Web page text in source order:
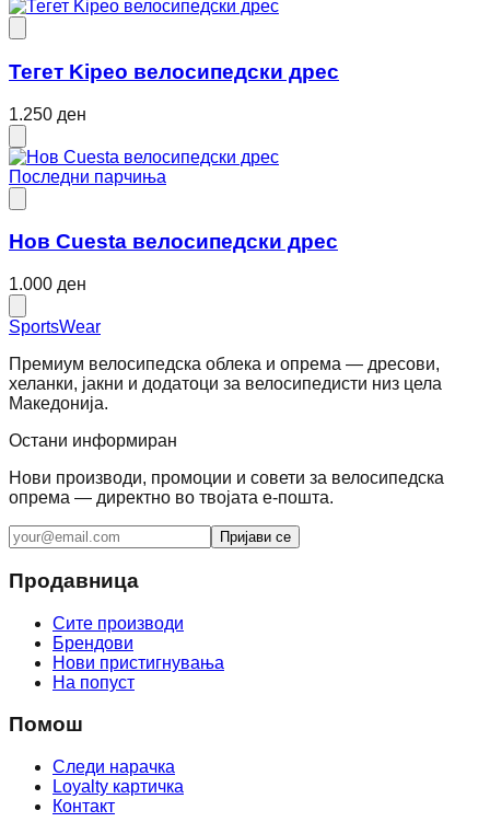
Тегет Kipeo велосипедски дрес
1.250 ден
Последни парчиња
Нов Cuesta велосипедски дрес
1.000 ден
SportsWear
Премиум велосипедска облека и опрема — дресови,
хеланки, јакни и додатоци за велосипедисти низ цела
Македонија.
Остани информиран
Нови производи, промоции и совети за велосипедска
опрема — директно во твојата е-пошта.
Пријави се
Продавница
Сите производи
Брендови
Нови пристигнувања
На попуст
Помош
Следи нарачка
Loyalty картичка
Контакт